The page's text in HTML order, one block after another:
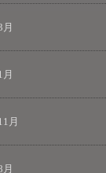
月